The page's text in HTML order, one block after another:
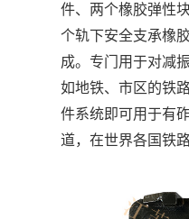
件、两个橡胶弹性
个轨下安全支承橡
成。专门用于对减
如地铁、市区的铁
件系统即可用于有
道，在世界各国铁